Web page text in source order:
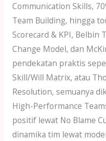
Communication Skills,
Team Building, hingga
Scorecard & KPI, Belbin
Change Model, dan
pendekatan praktis
Skill/Will Matrix, atau
Resolution, semuanya
High-Performance
positif lewat No Blame
dinamika tim lewat